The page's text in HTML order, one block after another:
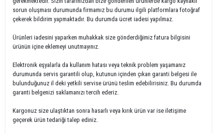
sorun oluşması durumunda firmamız bu durumu ilgili platformlara fotoğraf
çekerek bildirim yapmaktadır. Bu durumda ücret iadesi yapılmaz.
Ürünleri iadesini yaparken muhakkak size gönderdiğimiz fatura bilgisini
ürünün içine eklemeyi unutmayınız.
Elektronik eşyalarla da kullanım hatası veya teknik problem yaşamanız
durumunda servis garantili olup, kutunun içinden çıkan garanti belgesi ile
bulunduğunuz il deki yetkili servise ürünü teslim edebilirisiniz. Bu durumda
garanti belgenizi saklamanızı tercih ederiz.
Kargonuz size ulaştıktan sonra hasarlı veya kırık ürün var ise iletişime
geçerek ürün tedariği talep ediniz.